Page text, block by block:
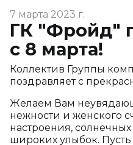
7 марта 2023 г.
ГК "Фройд"
с 8 марта!
Коллектив Группы
поздравляет с
Желаем Вам
нежности и женского
настроения,
широких улыбок.